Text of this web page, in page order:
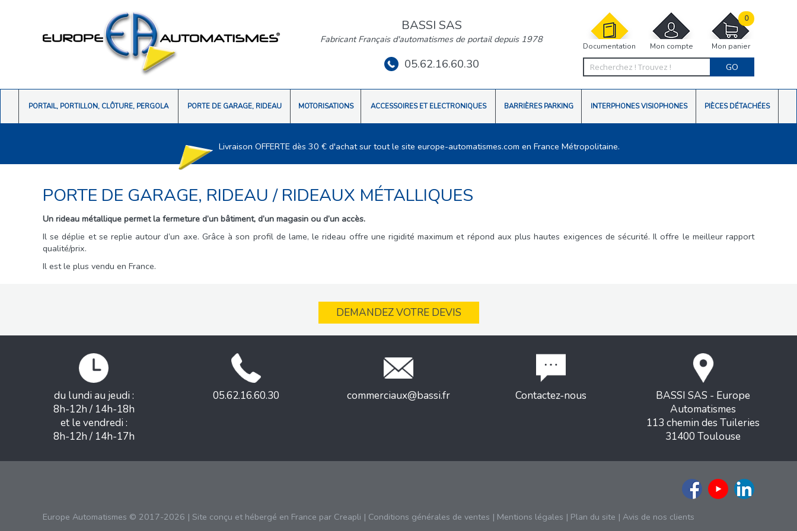
Documentation Mon compte Mon panier
0
GO
BASSI SAS
Fabricant Français d'automatismes de portail depuis 1978
05.62.16.60.30
PORTAIL, PORTILLON, CLÔTURE, PERGOLA PORTE DE GARAGE, RIDEAU MOTORISATIONS ACCESSOIRES ET ELECTRONIQUES BARRIÈRES PARKING INTERPHONES VISIOPHONES PIÈCES DÉTACHÉES
Livraison OFFERTE dès 30 € d'achat sur tout le site europe-automatismes.com en France Métropolitaine.
PORTE DE GARAGE, RIDEAU/ RIDEAUX MÉTALLIQUES
Un rideau métallique permet la fermeture d’un bâtiment, d’un magasin ou d’un accès.
Il se déplie et se replie autour d’un axe. Grâce à son profil de lame, le rideau offre une rigidité maximum et répond aux plus hautes exigences de sécurité. Il offre le meilleur rapport
qualité/prix.
Il est le plus vendu en France.
DEMANDEZ VOTRE DEVIS
du lundi au jeudi :
8h-12h / 14h-18h
et le vendredi :
8h-12h / 14h-17h
05.62.16.60.30 commerciaux@bassi.fr Contactez-nous
BASSI SAS - Europe
Automatismes
113 chemin des Tuileries
31400 Toulouse
Europe Automatismes © 2017-2026 | Site conçu et hébergé en France par Creapli | Conditions générales de ventes | Mentions légales | Plan du site | Avis de nos clients